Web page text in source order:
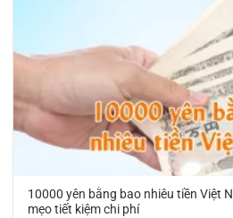
10000 yên bằng bao nhiêu tiền Việt
mẹo tiết kiệm chi phí